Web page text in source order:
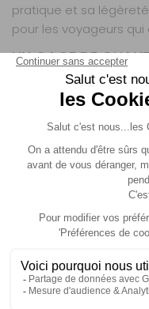
pratique et sa
pour les voyageurs
UN GAGE DE
Fabriqué par Gaslow
bénéficie de
domaine des
Conçu pour répondre
performance et
cariste aguerri ou un
accessoire vous
Gaslow est une
véhicules aménagés.
remplissage et ses